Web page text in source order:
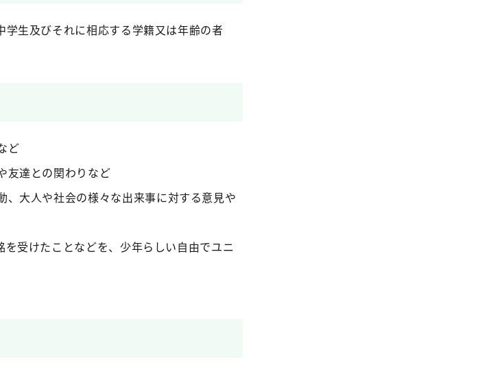
生及びそれに相応する学籍又は年齢の者
ど
友達との関わりなど
大人や社会の様々な出来事に対する意見や
受けたことなどを、少年らしい自由でユニ